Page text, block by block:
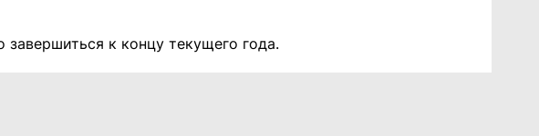
завершиться к концу текущего года.